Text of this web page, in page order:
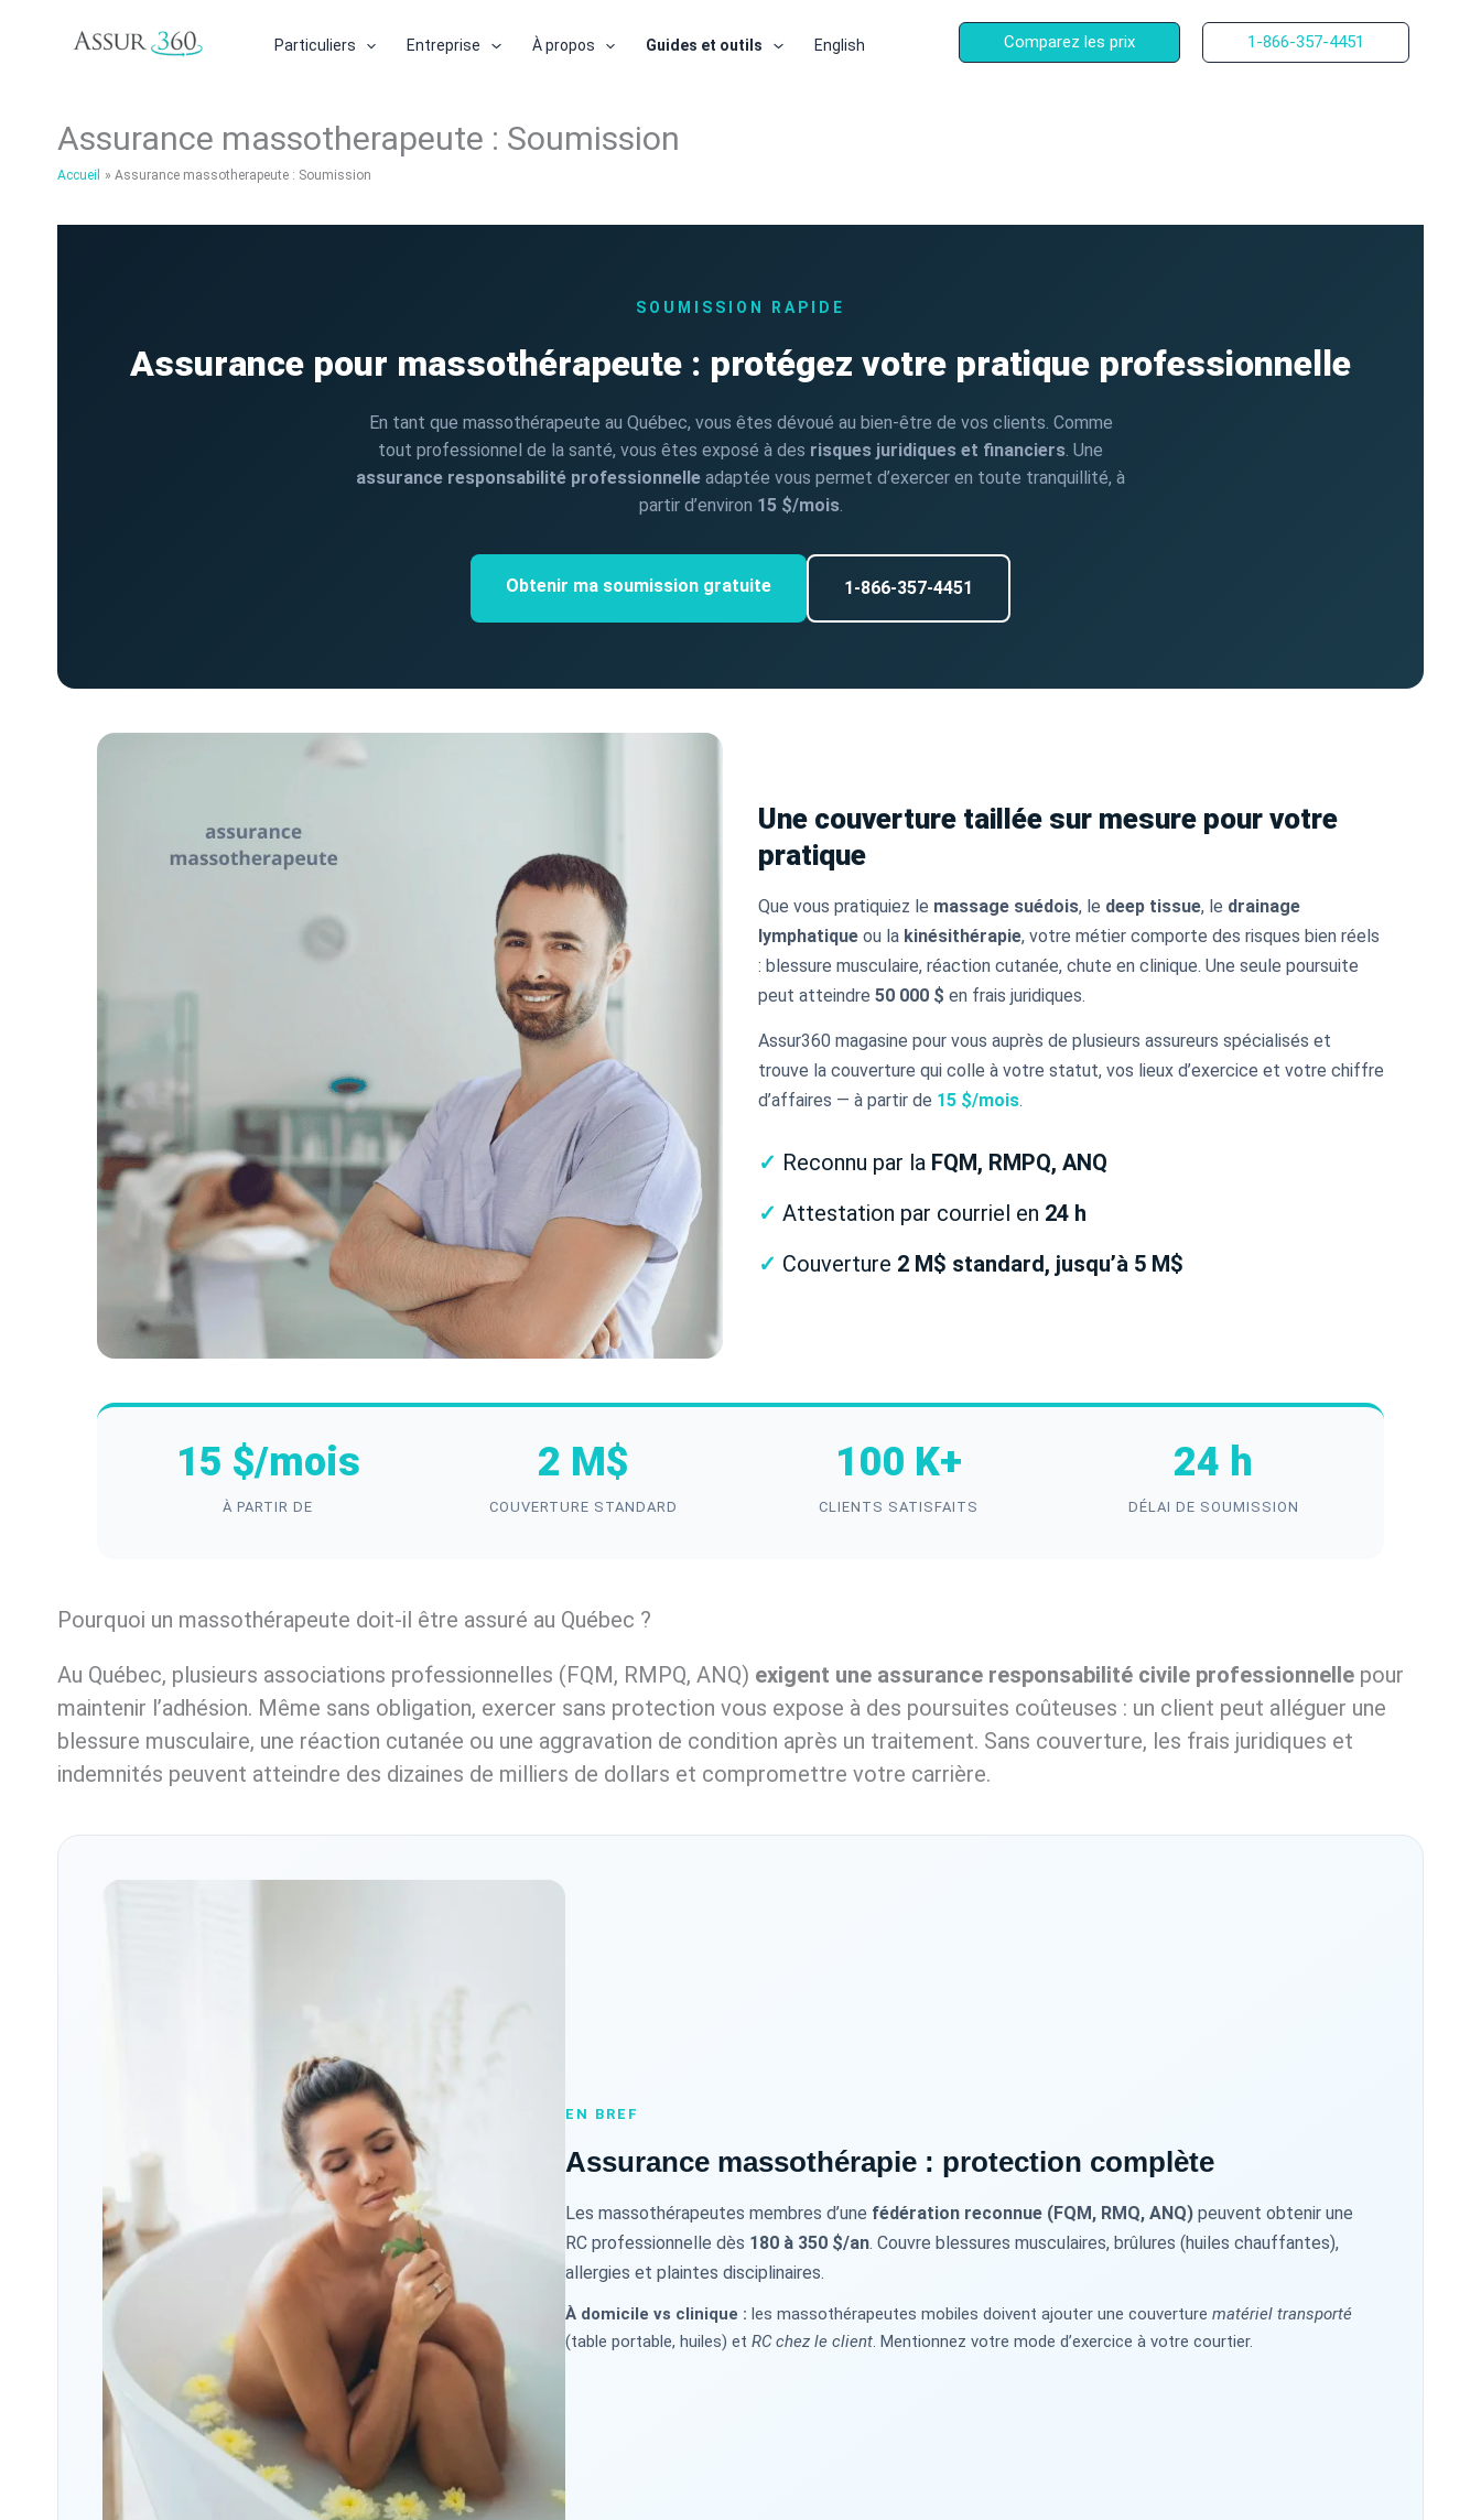
Particuliers Entreprise À propos Guides et outils English Comparez les prix 1-866-357-4451
Assurance massotherapeute : Soumission
Accueil Assurance massotherapeute : Soumission
SOUMISSION RAPIDE
Assurance pour massothérapeute : protégez votre pratique professionnelle
En tant que massothérapeute au Québec, vous êtes dévoué au bien-être de vos clients. Comme
tout professionnel de la santé, vous êtes exposé à des risques juridiques et financiers . Une
assurance responsabilité professionnelle adaptée vous permet d’exercer en toute tranquillité, à
partir d’environ 15 $/mois.
Obtenir ma soumission gratuite 1-866-357-4451
Une couverture taillée sur mesure pour votre
pratique
Que vous pratiquiez le massage suédois, le deep tissue, le drainage
lymphatique ou la kinésithérapie, votre métier comporte des risques bien réels
: blessure musculaire, réaction cutanée, chute en clinique. Une seule poursuite
peut atteindre 50 000 $ en frais juridiques.
Assur360 magasine pour vous auprès de plusieurs assureurs spécialisés et
trouve la couverture qui colle à votre statut, vos lieux d’exercice et votre chiffre
d’affaires — à partir de 15 $/mois.
✓ Reconnu par la FQM, RMPQ, ANQ
✓ Attestation par courriel en 24 h
✓ Couverture 2 M$ standard, jusqu’à 5 M$
15 $/mois
À PARTIR DE
2 M$
COUVERTURE STANDARD
100 K+
CLIENTS SATISFAITS
24 h
DÉLAI DE SOUMISSION
Pourquoi un massothérapeute doit-il être assuré au Québec ?
Au Québec, plusieurs associations professionnelles (FQM, RMPQ, ANQ) exigent une assurance responsabilité civile professionnelle pour
maintenir l’adhésion. Même sans obligation, exercer sans protection vous expose à des poursuites coûteuses : un client peut alléguer une
blessure musculaire, une réaction cutanée ou une aggravation de condition après un traitement. Sans couverture, les frais juridiques et
indemnités peuvent atteindre des dizaines de milliers de dollars et compromettre votre carrière.
EN BREF
Assurance massothérapie : protection complète
Les massothérapeutes membres d’une fédération reconnue (FQM, RMQ, ANQ) peuvent obtenir une
RC professionnelle dès 180 à 350 $/an. Couvre blessures musculaires, brûlures (huiles chauffantes),
allergies et plaintes disciplinaires.
À domicile vs clinique : les massothérapeutes mobiles doivent ajouter une couverture matériel transporté
(table portable, huiles) et RC chez le client. Mentionnez votre mode d’exercice à votre courtier.